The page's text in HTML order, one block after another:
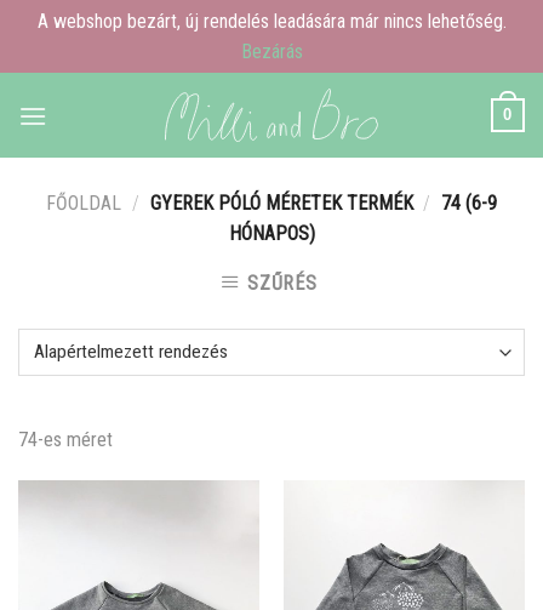
A webshop bezárt, új rendelés leadására már nincs lehetőség.
Bezárás
0
FŐOLDAL / GYEREK PÓLÓ MÉRETEK TERMÉK / 74 (6-9
HÓNAPOS)
SZŰRÉS
74-es méret